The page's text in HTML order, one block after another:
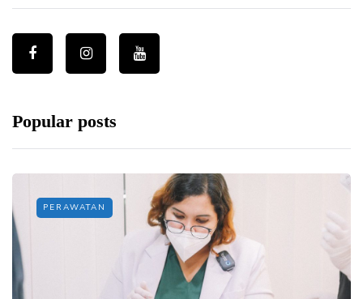
Popular posts
PERAWATAN